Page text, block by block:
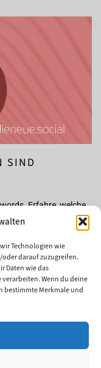
Technologien wie
darauf zuzugreifen.
Daten wie das
Wenn du deine
bestimmte Merkmale und
SIND
Erfahre, welche
Google sichtbar zu